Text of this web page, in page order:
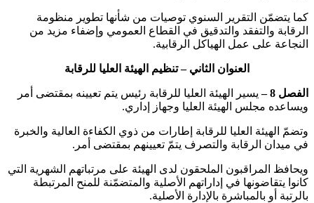
كما يتضمّن التقرير السنوي توصيات من شأنها تطوير منظومة
الرقابة والتفقد والتدقيق في القطاع العمومي وإضفاء مزيد من
النجاعة على عمل الهياكل الرقابية.
العنوان الثاني – تنظيم الهيئة العليا للرقابة
الفصل 8 –
يسير الهيئة العليا للرقابة رئيس يتم تعيينه بمقتضى أمر
ويساعده مجلس الهيئة العليا وجهاز إداري.
وتضمّ الهيئة العليا للرقابة إطارات من ذوي الكفاءة العالية والخبرة
في ميدان الرقابة والتصرف يتمّ تعيينهم بمقتضى أمر.
ويحافظ المراقبون الملحقون لدى الهيئة على مرتباتهم الشهرية التي
كانوا يتقاضونها في إداراتهم الأصلية والمتضمّنة للمنح المرتبطة
بالرتبة أو بالمباشرة بالإدارة الأصلية.